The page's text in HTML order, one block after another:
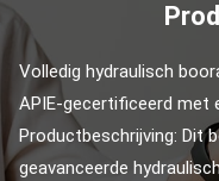
Volledig hydraulisch
APIE-gecertificeerd met
Productbeschrijving: Dit
geavanceerde